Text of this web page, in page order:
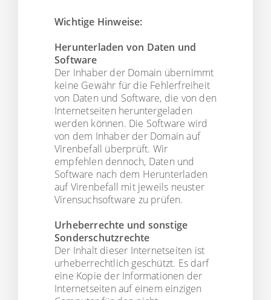
Wichtige Hinweise:
Herunterladen von Daten und
Software
Der Inhaber der Domain übernimmt
keine Gewähr für die Fehlerfreiheit
von Daten und Software, die von den
Internetseiten heruntergeladen
werden können. Die Software wird
von dem Inhaber der Domain auf
Virenbefall überprüft. Wir
empfehlen dennoch, Daten und
Software nach dem Herunterladen
auf Virenbefall mit jeweils neuster
Virensuchsoftware zu prüfen.
Urheberrechte und sonstige
Sonderschutzrechte
Der Inhalt dieser Internetseiten ist
urheberrechtlich geschützt. Es darf
eine Kopie der Informationen der
Internetseiten auf einem einzigen